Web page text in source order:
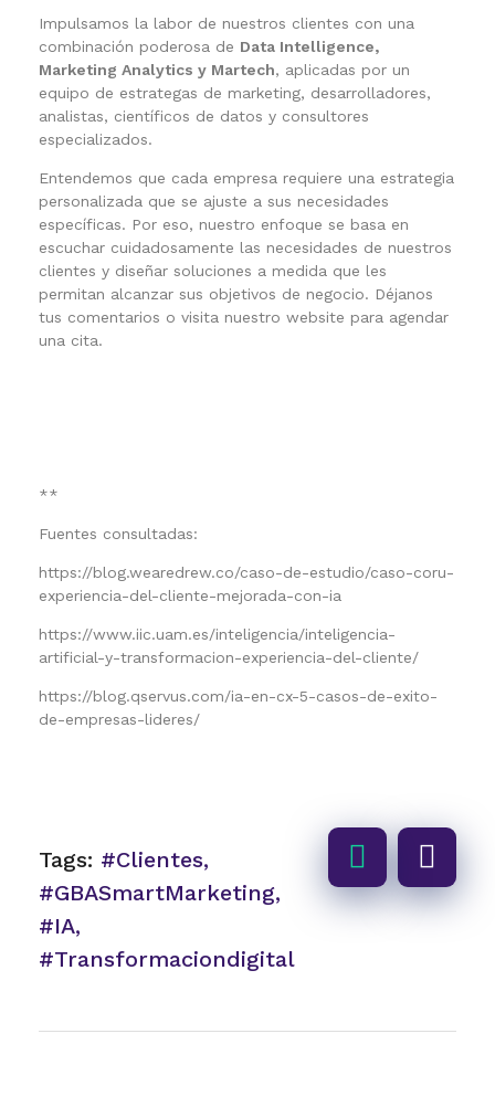
Impulsamos la labor de nuestros clientes con una
combinación poderosa de Data Intelligence,
Marketing Analytics y Martech, aplicadas por un
equipo de estrategas de marketing, desarrolladores,
analistas, científicos de datos y consultores
especializados.
Entendemos que cada empresa requiere una estrategia
personalizada que se ajuste a sus necesidades
específicas. Por eso, nuestro enfoque se basa en
escuchar cuidadosamente las necesidades de nuestros
clientes y diseñar soluciones a medida que les
permitan alcanzar sus objetivos de negocio. Déjanos
tus comentarios o visita nuestro website para agendar
una cita.
**
Fuentes consultadas:
https://blog.wearedrew.co/caso-de-estudio/caso-coru-
experiencia-del-cliente-mejorada-con-ia
https://www.iic.uam.es/inteligencia/inteligencia-
artificial-y-transformacion-experiencia-del-cliente/
https://blog.qservus.com/ia-en-cx-5-casos-de-exito-
de-empresas-lideres/
Tags: #clientes,
#GBASmartMarketing,
#IA,
#transformaciondigital